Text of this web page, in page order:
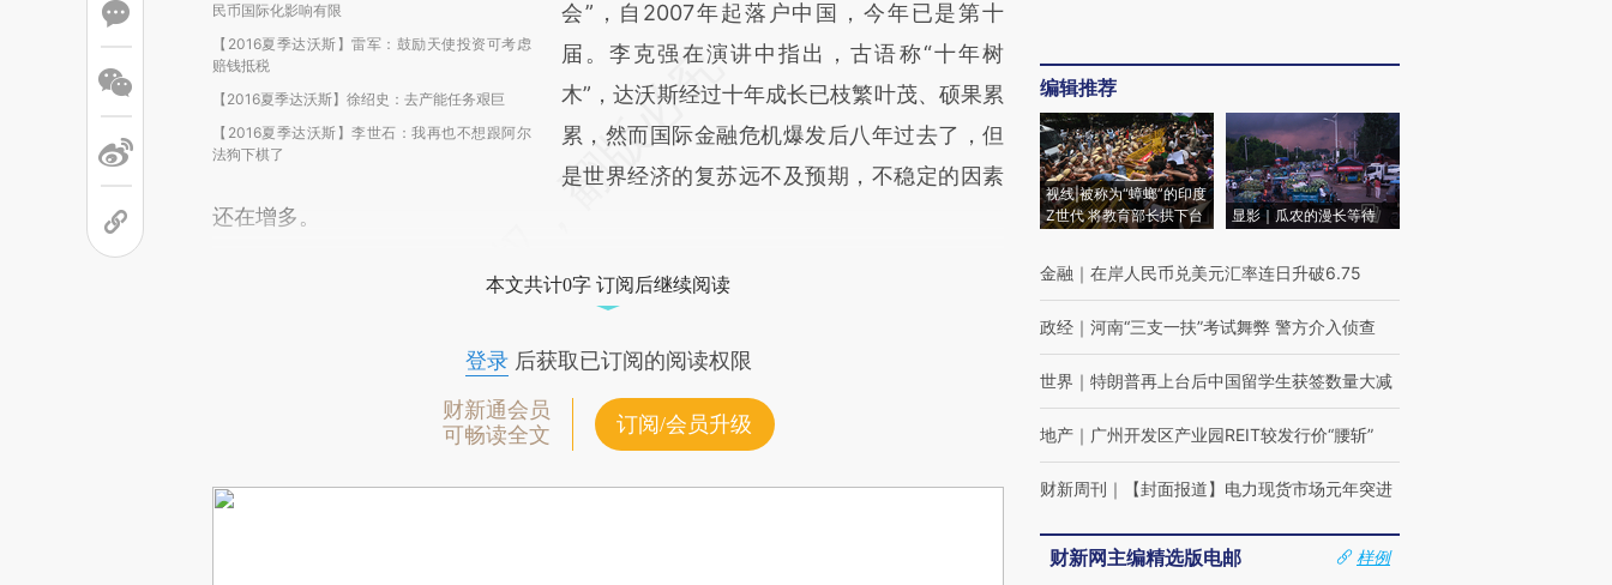
民币国际化影响有限
【2016夏季达沃斯】雷军：鼓励天使投资可考虑
赔钱抵税
【2016夏季达沃斯】徐绍史：去产能任务艰巨
【2016夏季达沃斯】李世石：我再也不想跟阿尔
法狗下棋了
会”，自2007年起落户中国，今年已是第十
届。李克强在演讲中指出，古语称“十年树
木”，达沃斯经过十年成长已枝繁叶茂、硕果累
累，然而国际金融危机爆发后八年过去了，但
是世界经济的复苏远不及预期，不稳定的因素
还在增多。
本文共计0字 订阅后继续阅读
登录后获取已订阅的阅读权限
财新通会员
可畅读全文
订阅/会员升级
编辑推荐
视线|被称为“蟑螂”的印度
Z世代 将教育部长拱下台
显影｜瓜农的漫长等待
金融 ｜ 在岸人民币兑美元汇率连日升破6.75
政经 ｜ 河南“三支一扶”考试舞弊 警方介入侦查
世界 ｜ 特朗普再上台后中国留学生获签数量大减
地产 ｜ 广州开发区产业园REIT较发行价“腰斩”
财新周刊 ｜ 【封面报道】电力现货市场元年突进
财新网主编精选版电邮
样例